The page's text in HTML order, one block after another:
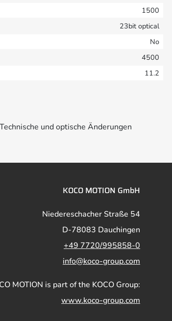
1500
23bit optical
No
4500
11.2
und optische Änderungen
KOCO MOTION GmbH
Niedereschacher Straße 54
D-78083 Dauchingen
+49 7720/995858-0
info@koco-group.com
MOTION is part of the KOCO Group:
www.koco-group.com